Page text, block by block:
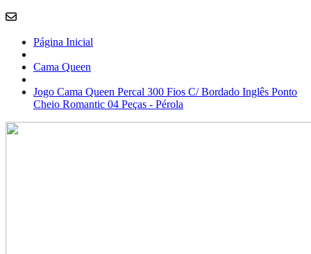
Página Inicial
Cama Queen
Jogo Cama Queen Percal 300 Fios C/ Bordado Inglês Ponto
Cheio Romantic 04 Peças - Pérola